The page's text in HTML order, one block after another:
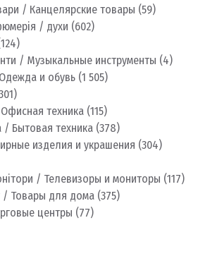
/ Канцелярские товары (59)
/ духи (602)
/ Музыкальные инструменты (4)
и обувь (1 505)
техника (115)
/ Бытовая техника (378)
изделия и украшения (304)
/ Телевизоры и мониторы (117)
/ Товары для дома (375)
центры (77)